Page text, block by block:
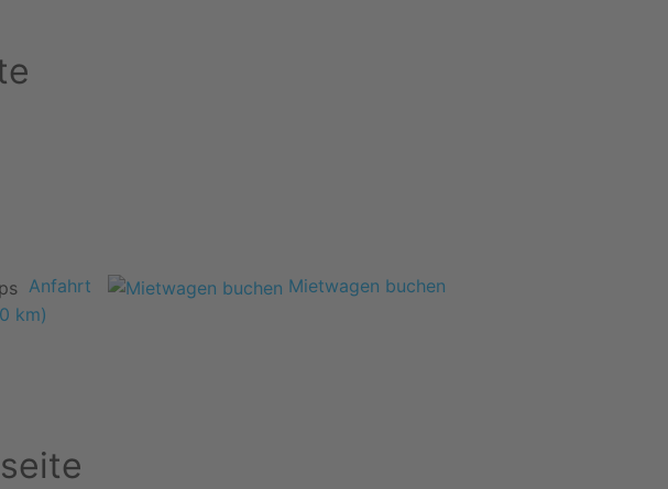
Anfahrt
Mietwagen buchen
km)